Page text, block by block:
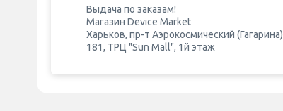
Выдача по заказам!
Магазин Device Market
Харьков, пр-т Аэрокосмический (Гагарина)
181, ТРЦ "Sun Mall", 1й этаж